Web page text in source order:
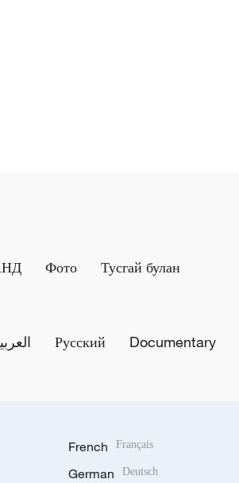
Фото Тусгай булан
Русский Documentary
French Français
German Deutsch